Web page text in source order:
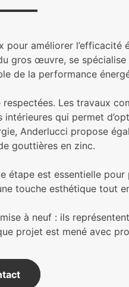
pour améliorer
gros œuvre, se
de la performance
Les travaux
qui permet
Anderlucci propose
gouttières en zinc.
étape est essentielle
touche esthétique tout
à neuf : ils
projet est mené avec